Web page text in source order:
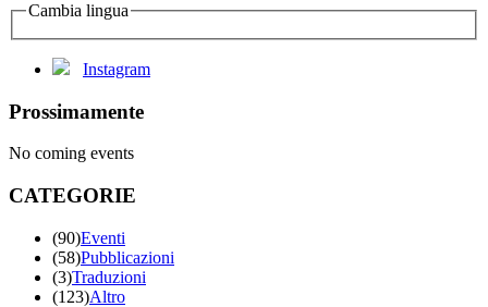
Cambia lingua
Instagram
Prossimamente
No coming events
CATEGORIE
(90)Eventi
(58)Pubblicazioni
(3)Traduzioni
(123)Altro